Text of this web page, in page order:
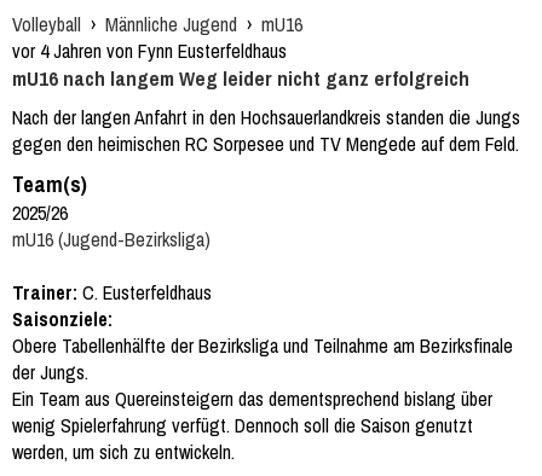
Volleyball › Männliche Jugend › mU16
vor 4 Jahren von Fynn Eusterfeldhaus
mU16 nach langem Weg leider nicht ganz erfolgreich
Nach der langen Anfahrt in den Hochsauerlandkreis standen die Jungs
gegen den heimischen RC Sorpesee und TV Mengede auf dem Feld.
Team(s)
2025/26
mU16 (Jugend-Bezirksliga)
Trainer: C. Eusterfeldhaus
Saisonziele:
Obere Tabellenhälfte der Bezirksliga und Teilnahme am Bezirksfinale
der Jungs.
Ein Team aus Quereinsteigern das dementsprechend bislang über
wenig Spielerfahrung verfügt. Dennoch soll die Saison genutzt
werden, um sich zu entwickeln.